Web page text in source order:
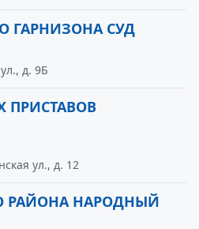
ГАРНИЗОНА СУД
д. 9Б
ПРИСТАВОВ
ул., д. 12
РАЙОНА НАРОДНЫЙ